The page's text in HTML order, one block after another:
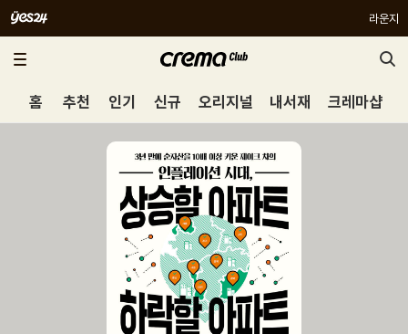
라운지
홈 추천 인기 신규 오리지널 내서재 크레마샵